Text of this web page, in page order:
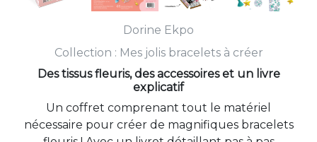
Dorine Ekpo
Collection : Mes jolis bracelets à créer
Des tissus fleuris, des accessoires et un livre
explicatif
Un coffret comprenant tout le matériel
nécessaire pour créer de magnifiques bracelets